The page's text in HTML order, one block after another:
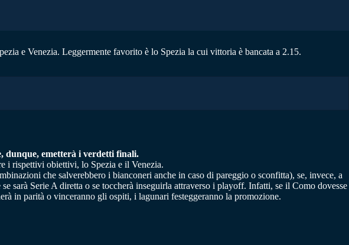
e Venezia. Leggermente favorito è lo Spezia la cui vittoria è bancata a 2.15.
dunque, emetterà i verdetti finali.
i rispettivi obiettivi, lo Spezia e il Venezia.
che salverebbero i bianconeri anche in caso di pareggio o sconfitta), se, invece, a
sarà Serie A diretta o se toccherà inseguirla attraverso i playoff. Infatti, se il Como dovesse
in parità o vinceranno gli ospiti, i lagunari festeggeranno la promozione.